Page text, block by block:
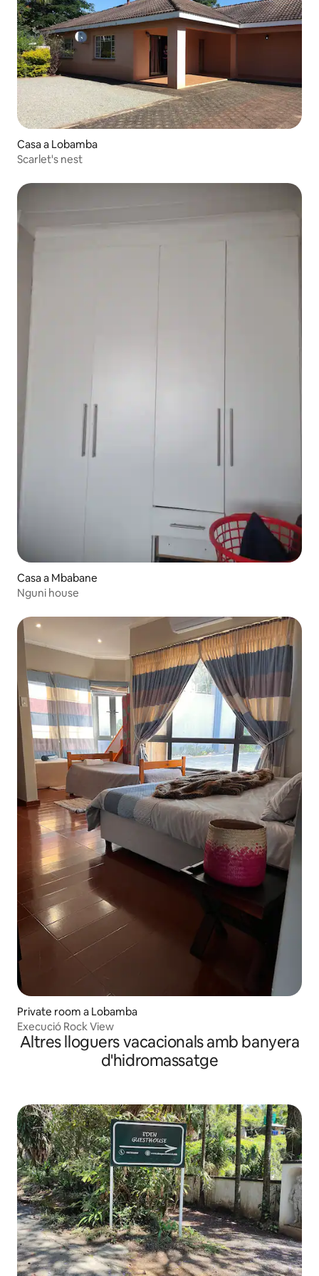
Casa a Lobamba
Scarlet's nest
Casa a Mbabane
Nguni house
Private room a Lobamba
Execució Rock View
Altres lloguers vacacionals amb banyera
d'hidromassatge